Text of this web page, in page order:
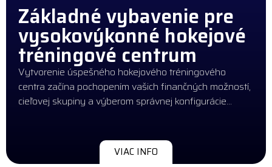
Základné vybavenie pre
vysokovýkonné hokejové
tréningové centrum
Vytvorenie úspešného hokejového tréningového
centra začína pochopením vašich finančných možností,
cieľovej skupiny a výberom správnej konfigurácie…
VIAC INFO